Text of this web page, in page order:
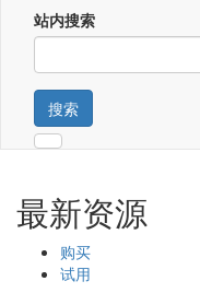
站内搜索
搜索
最新资源
购买
试用